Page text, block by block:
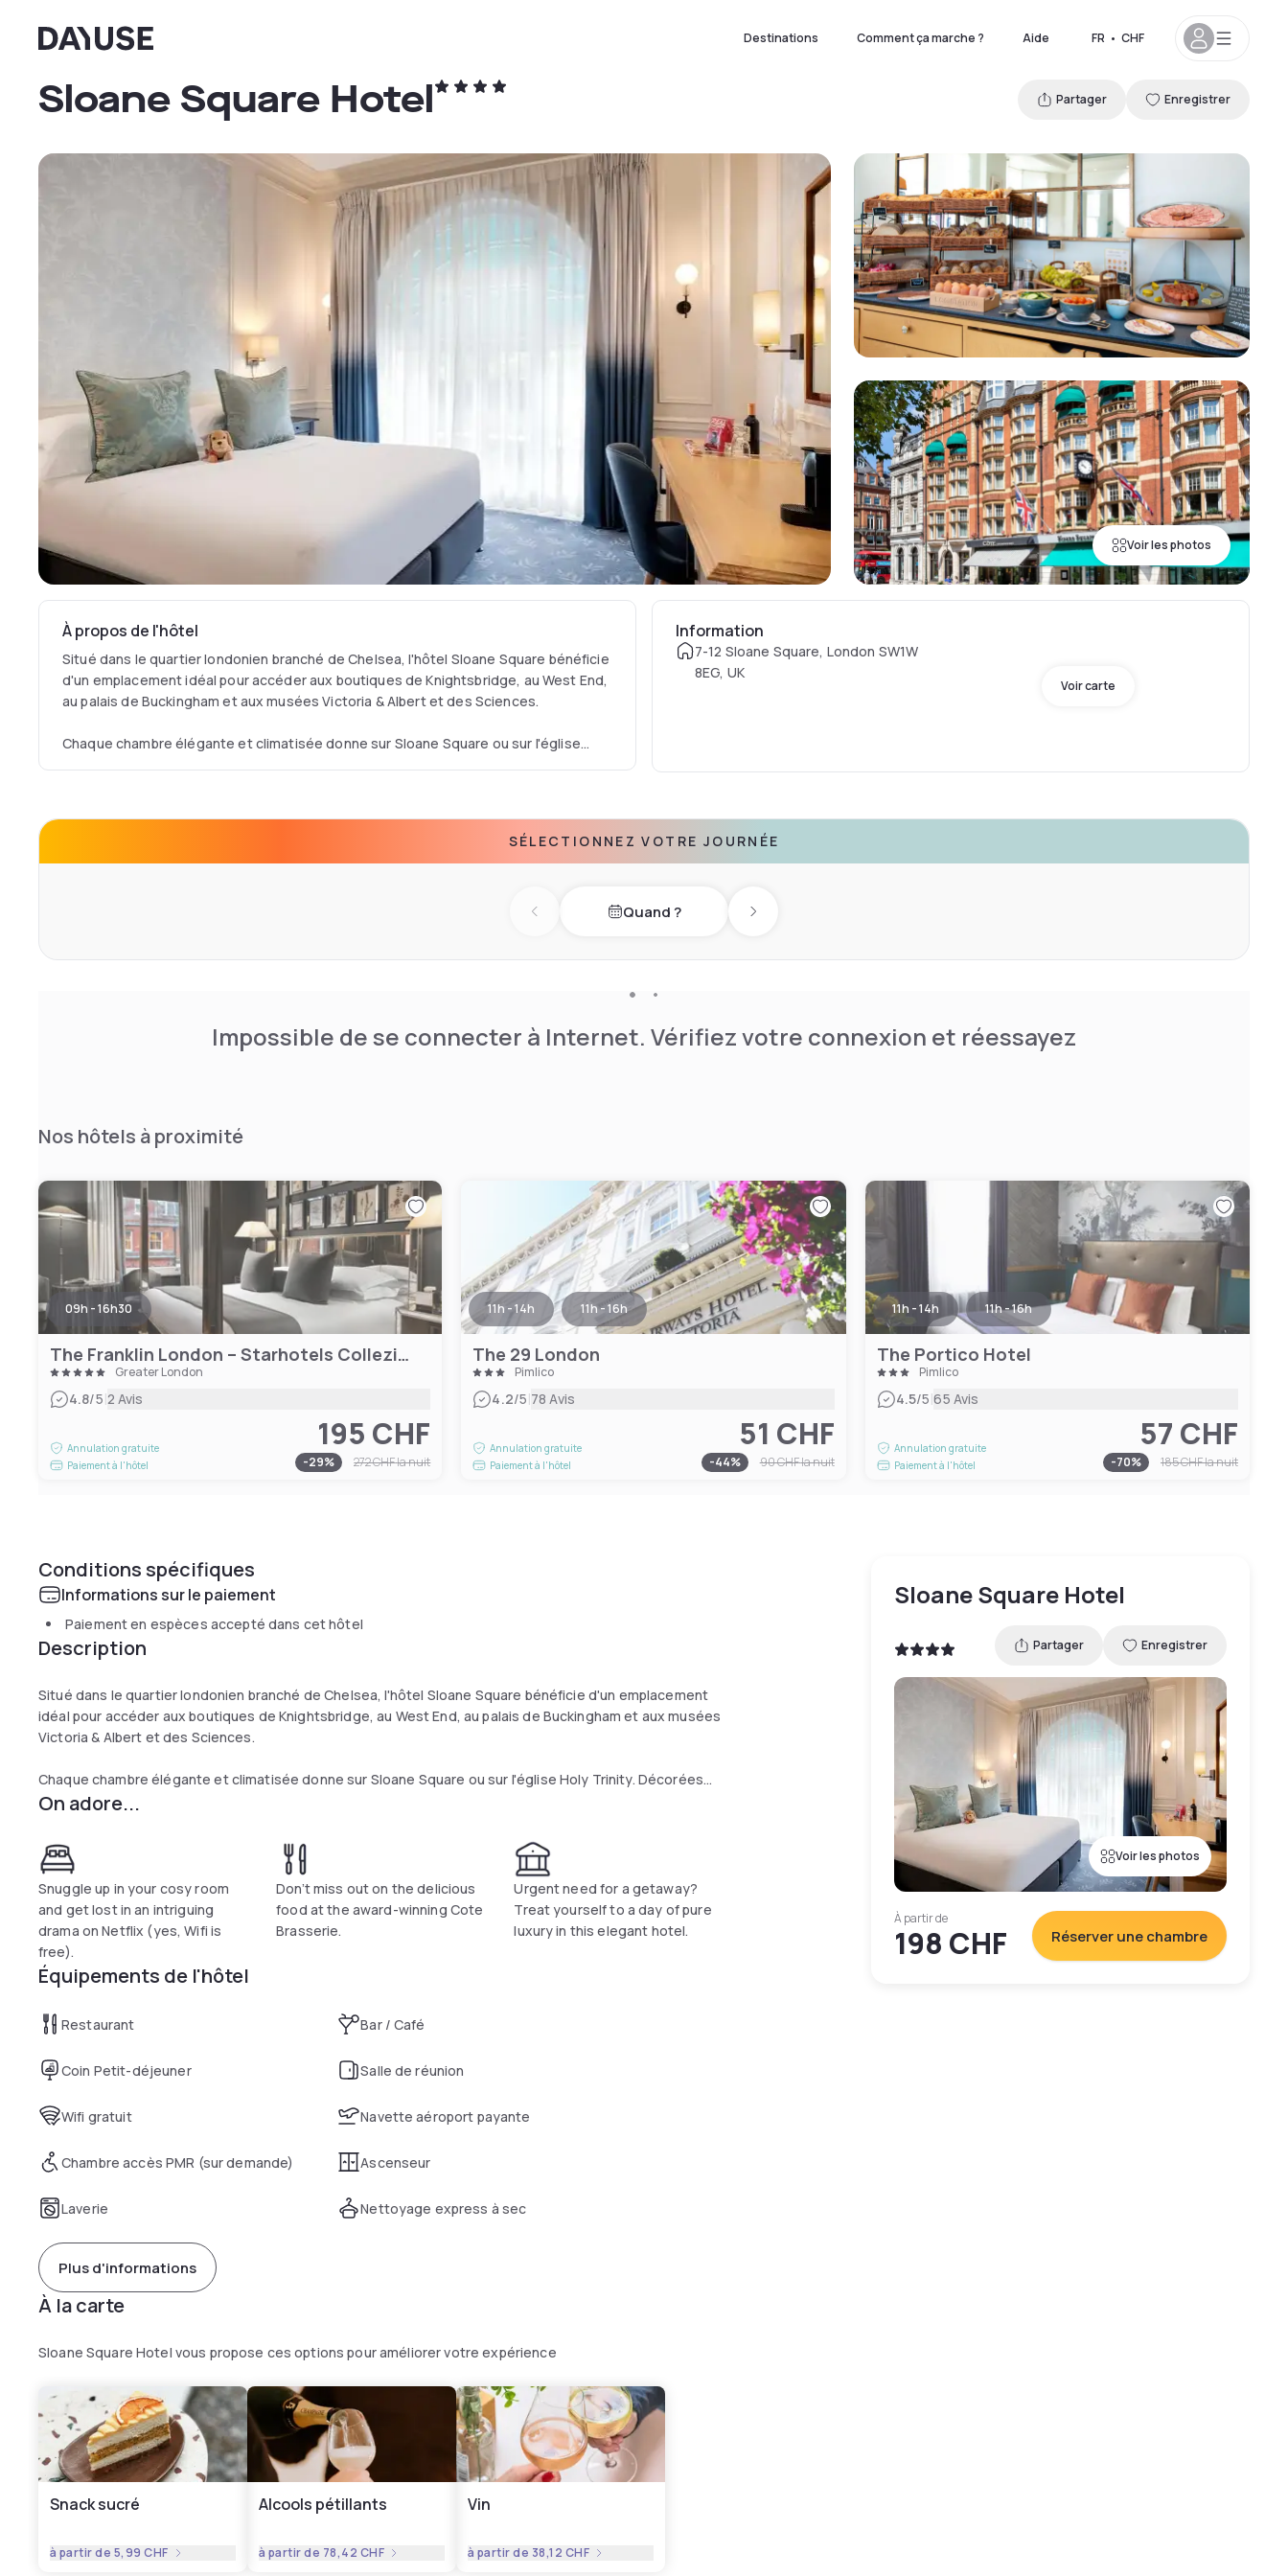
Dayuse Destinations Comment ça marche ? Aide FR • CHF
Voir les photos
Sloane Square Hotel Partager Enregistrer
À propos de l'hôtel
Situé dans le quartier londonien branché de Chelsea, l'hôtel Sloane Square bénéficie
d'un emplacement idéal pour accéder aux boutiques de Knightsbridge, au West End,
au palais de Buckingham et aux musées Victoria & Albert et des Sciences.
Chaque chambre élégante et climatisée donne sur Sloane Square ou sur l'église
Information
7-12 Sloane Square, London SW1W
8EG, UK
Voir carte
SÉLECTIONNEZ VOTRE JOURNÉE
Previous dayQuand ? Next day
Impossible de se connecter à Internet. Vérifiez votre connexion et réessayez
Nos hôtels à proximité
09h - 16h30
The Franklin London – Starhotels Collezione
Greater London
4.8/5|2 Avis
Annulation gratuite
Paiement à l'hôtel
195 CHF
-29% 272 CHFla nuit
11h - 14h 11h - 16h
The 29 London
Pimlico
4.2/5|78 Avis
Annulation gratuite
Paiement à l'hôtel
51 CHF
-44% 90 CHFla nuit
11h - 14h 11h - 16h
The Portico Hotel
Pimlico
4.5/5|65 Avis
Annulation gratuite
Paiement à l'hôtel
57 CHF
-70% 185 CHFla nuit
Conditions spécifiques
Informations sur le paiement
Paiement en espèces accepté dans cet hôtel
Description
Situé dans le quartier londonien branché de Chelsea, l'hôtel Sloane Square bénéficie d'un emplacement
idéal pour accéder aux boutiques de Knightsbridge, au West End, au palais de Buckingham et aux musées
Victoria & Albert et des Sciences.
Chaque chambre élégante et climatisée donne sur Sloane Square ou sur l'église Holy Trinity. Décorées
dans des couleurs claires et modernes, toutes les chambres disposent d'une télévision à écran plat et
L'hôtel Sloane Square propose également la brasserie primée Cote, ouverte tous les jours pour le petit
déjeuner, le déjeuner et le dîner.
On adore...
Snuggle up in your cosy room
and get lost in an intriguing
drama on Netflix (yes, Wifi is
free).
Don’t miss out on the delicious
food at the award-winning Cote
Brasserie.
Urgent need for a getaway?
Treat yourself to a day of pure
luxury in this elegant hotel.
Équipements de l'hôtel
Restaurant Bar / Café
Coin Petit-déjeuner Salle de réunion
Wifi gratuit Navette aéroport payante
Chambre accès PMR (sur demande) Ascenseur
Laverie Nettoyage express à sec
Plus d'informations
À la carte
Sloane Square Hotel vous propose ces options pour améliorer votre expérience
Snack sucré
à partir de 5,99 CHF
Alcools pétillants
à partir de 78,42 CHF
Vin
à partir de 38,12 CHF
Sloane Square Hotel
Partager Enregistrer
Voir les photos
À partir de
198 CHF Réserver une chambre